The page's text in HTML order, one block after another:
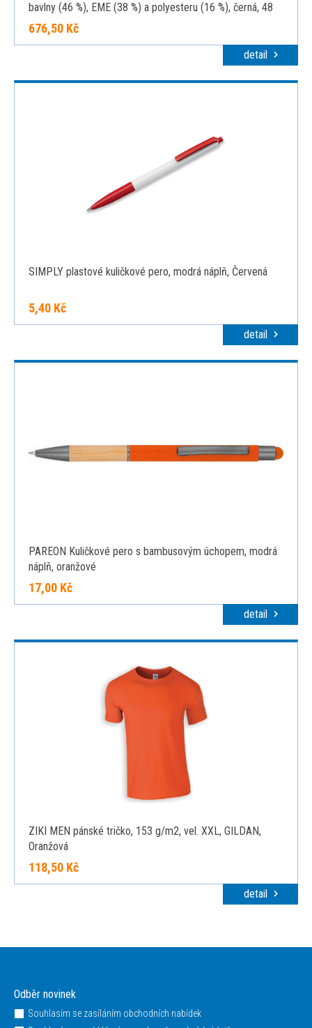
bavlny (46 %), EME (38 %) a polyesteru (16 %), černá, 48
676,50 Kč
detail
SIMPLY plastové kuličkové pero, modrá náplň, Červená
5,40 Kč
detail
PAREON Kuličkové pero s bambusovým úchopem, modrá
náplň, oranžové
17,00 Kč
detail
ZIKI MEN pánské tričko, 153 g/m2, vel. XXL, GILDAN,
Oranžová
118,50 Kč
detail
Odběr novinek
Souhlasím se zasíláním obchodních nabídek